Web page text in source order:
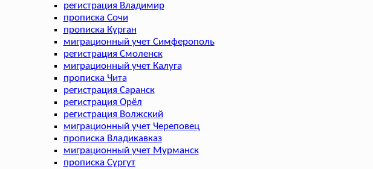
регистрация Владимир
прописка Сочи
прописка Курган
миграционный учет Симферополь
регистрация Смоленск
миграционный учет Калуга
прописка Чита
регистрация Саранск
регистрация Орёл
регистрация Волжский
миграционный учет Череповец
прописка Владикавказ
миграционный учет Мурманск
прописка Сургут